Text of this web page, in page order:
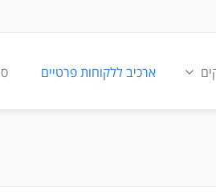
ארכיב ללקוחות פרטיים